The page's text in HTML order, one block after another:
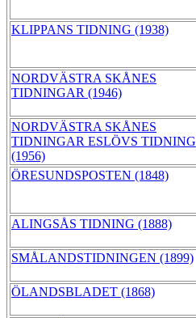
KLIPPANS TIDNING (1938)
NORDVÄSTRA SKÅNES
TIDNINGAR (1946)
NORDVÄSTRA SKÅNES
TIDNINGAR ESLÖVS TIDNING
(1956)
ÖRESUNDSPOSTEN (1848)
ALINGSÅS TIDNING (1888)
SMÅLANDSTIDNINGEN (1899)
ÖLANDSBLADET (1868)